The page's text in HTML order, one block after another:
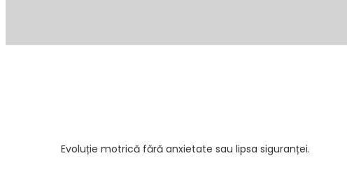
Content
Evoluție motrică fără anxietate sau lipsa siguranței.